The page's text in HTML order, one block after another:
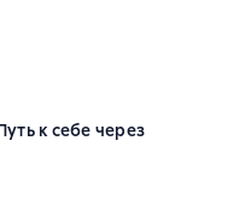
к себе через